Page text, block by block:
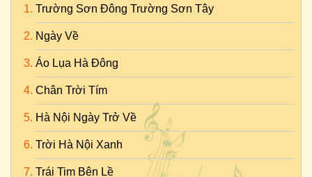
Trường Sơn Đông Trường Sơn Tây
Ngày Về
Áo Lụa Hà Đông
Chân Trời Tím
Hà Nội Ngày Trở Về
Trời Hà Nội Xanh
Trái Tim Bên Lề